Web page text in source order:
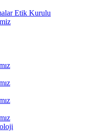
Etik Kurulu